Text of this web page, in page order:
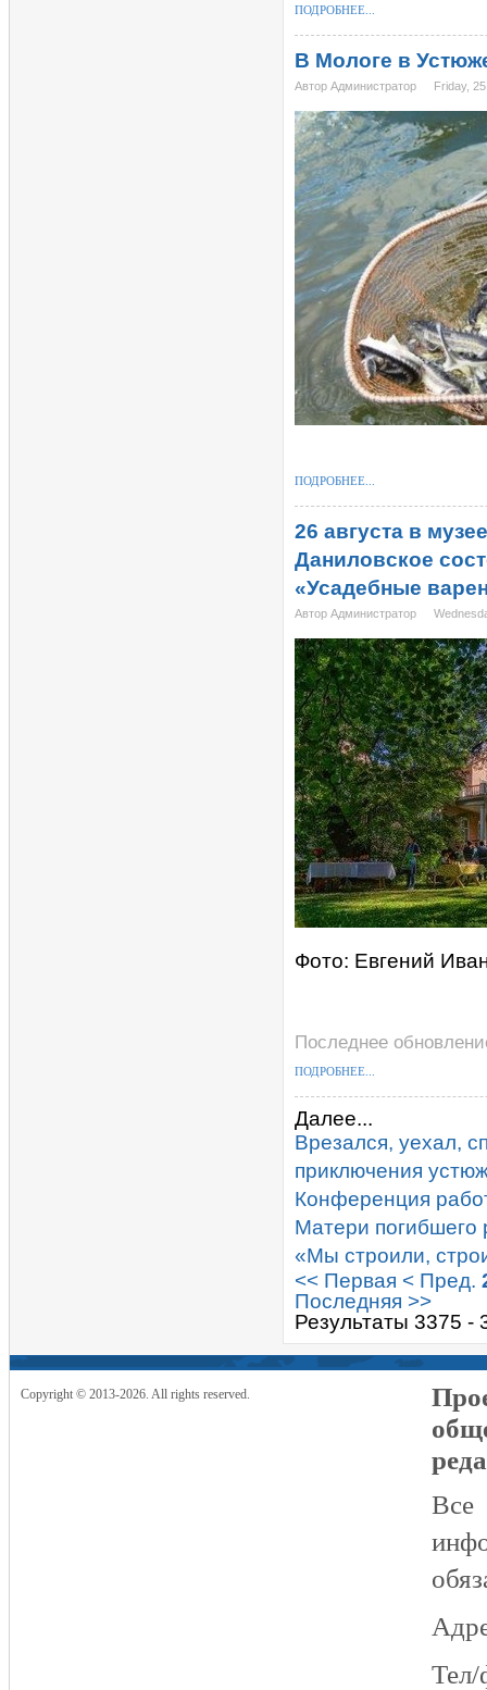
ПОДРОБНЕЕ...
В Мологе в
Автор Администратор Friday,
ПОДРОБНЕЕ...
26 августа в
Даниловское
«Усадебные
Автор Администратор
Фото: Евгений
Последнее
ПОДРОБНЕЕ...
Далее...
Врезался, уехал,
приключения
Конференция
Матери погибшего
«Мы строили,
<< Первая < Пред.
Последняя >>
Результаты 3375 -
Copyright © 2013-2026. All rights reserved.